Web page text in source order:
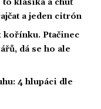
klasika a chuť
a jeden citrón
kořínku. Ptačinec
dá se ho ale
4 hlupáci dle